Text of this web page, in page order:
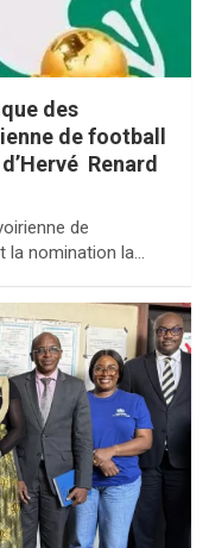
des
de football
Renard
de
la nomination la…